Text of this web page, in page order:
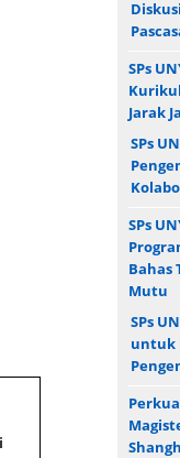
SPs
Jarak
SPs
SPs
Bahas
Mutu
SPs
untuk